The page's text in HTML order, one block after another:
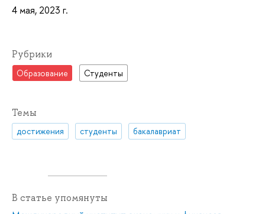
4 мая, 2023 г.
Рубрики
Образование Студенты
Темы
достижения студенты бакалавриат
В статье упомянуты